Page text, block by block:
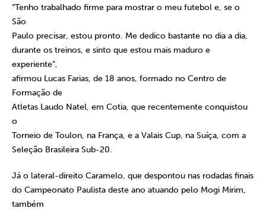
“Tenho trabalhado firme para mostrar o meu futebol e, se o
São
Paulo precisar, estou pronto. Me dedico bastante no dia a dia,
durante os treinos, e sinto que estou mais maduro e
experiente”,
afirmou Lucas Farias, de 18 anos, formado no Centro de
Formação de
Atletas Laudo Natel, em Cotia, que recentemente conquistou
o
Torneio de Toulon, na França, e a Valais Cup, na Suíça, com a
Seleção Brasileira Sub-20.
Já o lateral-direito Caramelo, que despontou nas rodadas finais
do Campeonato Paulista deste ano atuando pelo Mogi Mirim,
também